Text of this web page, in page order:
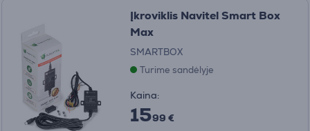
Įkroviklis Navitel Smart Box
Max
SMARTBOX
Turime sandėlyje
Kaina:
1599 €